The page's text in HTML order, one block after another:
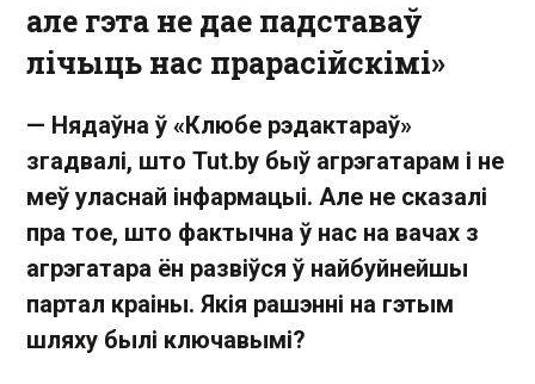
але гэта не дае падставаў
лічыць нас прарасійскімі»
— Нядаўна ў «Клюбе рэдактараў»
згадвалі, што Tut.by быў агрэгатарам і не
меў уласнай інфармацыі. Але не сказалі
пра тое, што фактычна ў нас на вачах з
агрэгатара ён развіўся ў найбуйнейшы
партал краіны. Якія рашэнні на гэтым
шляху былі ключавымі?